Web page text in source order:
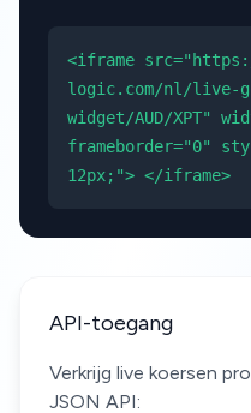
<iframe
logic.com/nl/live-
widget/AUD/XPT"
frameborder="0"
12px;"> </iframe>
API-toegang
Verkrijg live koersen
JSON API: